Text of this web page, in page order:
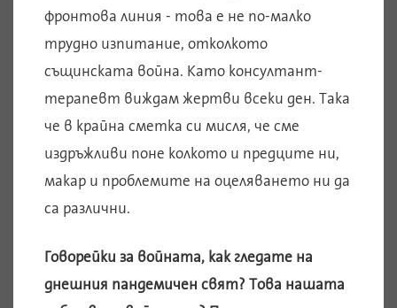
фронтова линия - това е не по-малко
трудно изпитание, отколкото
същинската война. Като консултант-
терапевт виждам жертви всеки ден. Така
че в крайна сметка си мисля, че сме
издръжливи поне колкото и предците ни,
макар и проблемите на оцеляването ни да
са различни.
Говорейки за войната, как гледате на
днешния пандемичен свят? Това нашата